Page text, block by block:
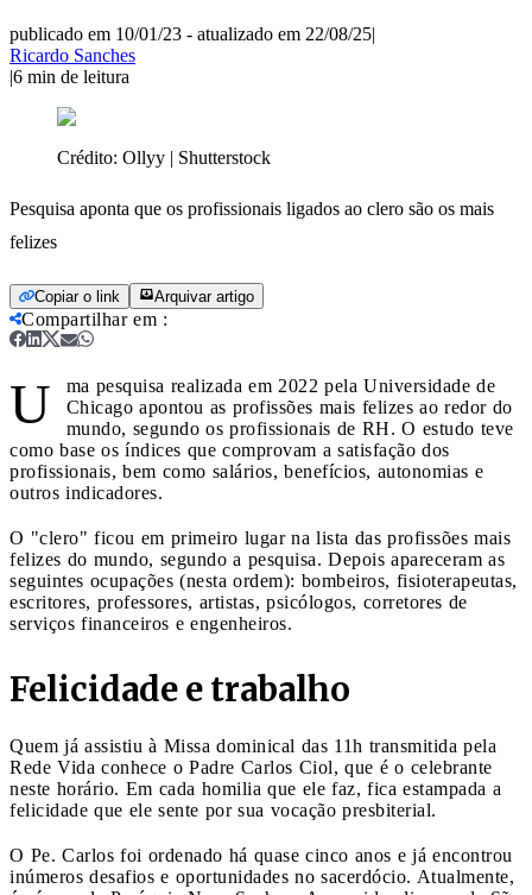
publicado em 10/01/23 - atualizado em 22/08/25|
Ricardo Sanches
|6 min de leitura
Crédito: Ollyy | Shutterstock
Pesquisa aponta que os profissionais ligados ao clero são os mais
felizes
Copiar o link Arquivar artigo
Compartilhar em :
U
ma pesquisa realizada em 2022 pela Universidade de
Chicago apontou as profissões mais felizes ao redor do
mundo, segundo os profissionais de RH. O estudo teve
como base os índices que comprovam a satisfação dos
profissionais, bem como salários, benefícios, autonomias e
outros indicadores.
O "clero" ficou em primeiro lugar na lista das profissões mais
felizes do mundo, segundo a pesquisa. Depois apareceram as
seguintes ocupações (nesta ordem): bombeiros, fisioterapeutas,
escritores, professores, artistas, psicólogos, corretores de
serviços financeiros e engenheiros.
Felicidade e trabalho
Quem já assistiu à Missa dominical das 11h transmitida pela
Rede Vida conhece o Padre Carlos Ciol, que é o celebrante
neste horário. Em cada homilia que ele faz, fica estampada a
felicidade que ele sente por sua vocação presbiterial.
O Pe. Carlos foi ordenado há quase cinco anos e já encontrou
inúmeros desafios e oportunidades no sacerdócio. Atualmente,